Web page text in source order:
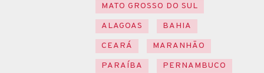
MATO GROSSO DO SUL
ALAGOAS
BAHIA
CEARÁ
MARANHÃO
PARAÍBA
PERNAMBUCO